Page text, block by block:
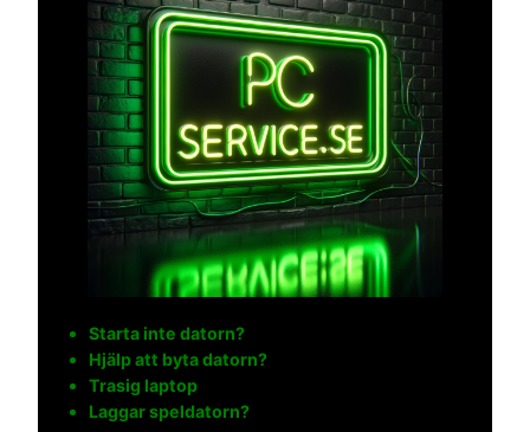
Starta inte datorn?
Hjälp att byta datorn?
Trasig laptop
Laggar speldatorn?